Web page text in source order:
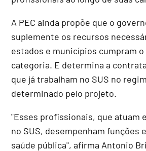
A PEC ainda propõe que o
suplemente os recursos
estados e municípios cumpram o
categoria. E determina a
que já trabalham no SUS no
determinado pelo projeto.
"Esses profissionais, que atuam
no SUS, desempenham funções
saúde pública", afirma Antonio